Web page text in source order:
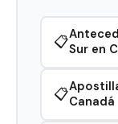
📋Sur en
📋Canadá